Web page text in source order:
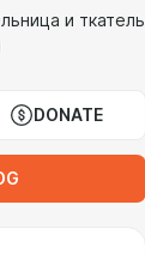
и ткатель
DONATE